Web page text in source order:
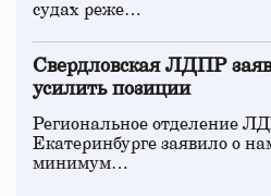
судах реже…
Свердловская ЛДПР
усилить позиции
Региональное отделение
Екатеринбурге заявило о
минимум…